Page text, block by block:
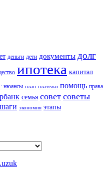
деньги дети документы долг
ипотека капитал
нюансы план платежи помощь права
семья совет советы
шаги экономия этапы